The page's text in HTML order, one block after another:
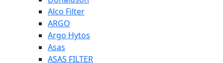
Alco Filter
ARGO
Argo Hytos
Asas
ASAS FILTER